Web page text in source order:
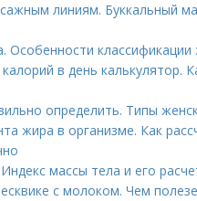
линиям. Буккальный
Особенности классификации
в день калькулятор.
определить. Типы
жира в организме. Как
массы тела и его
с молоком. Чем